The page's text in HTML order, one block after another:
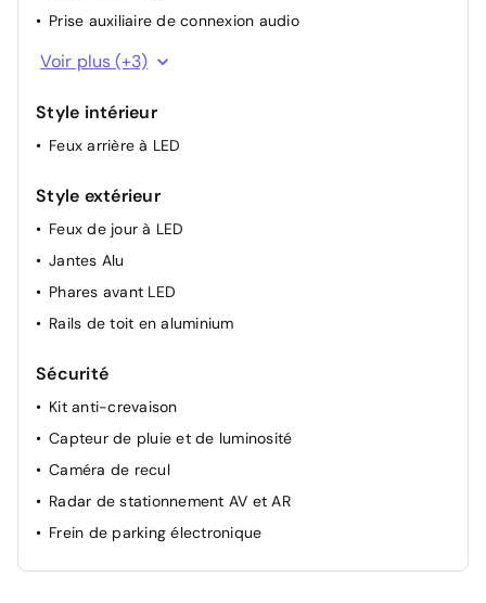
Prise auxiliaire de connexion audio
Prise USB
Ordinateur de bord 7" couleur
Voir plus (+3)
Style intérieur
Feux arrière à LED
Style extérieur
Feux de jour à LED
Jantes Alu
Phares avant LED
Rails de toit en aluminium
Sécurité
Kit anti-crevaison
Capteur de pluie et de luminosité
Caméra de recul
Radar de stationnement AV et AR
Frein de parking électronique